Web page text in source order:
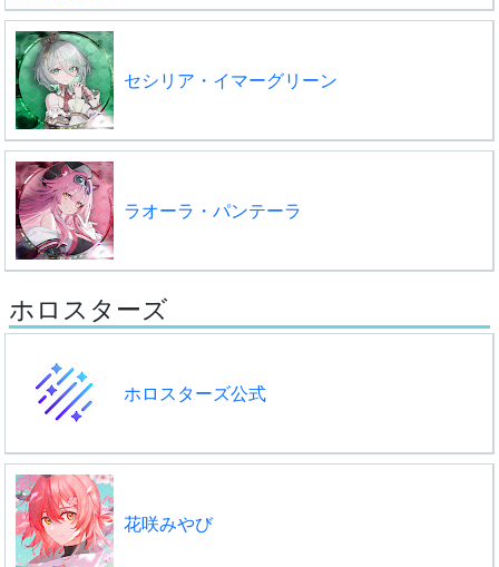
セシリア・イマーグリーン
ラオーラ・パンテーラ
ホロスターズ
ホロスターズ公式
花咲みやび